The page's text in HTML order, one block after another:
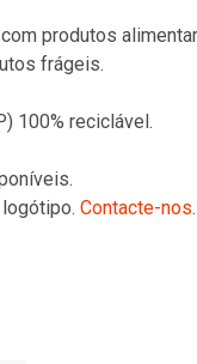
produtos
frágeis.
100% reciclável.
Contacte-nos.